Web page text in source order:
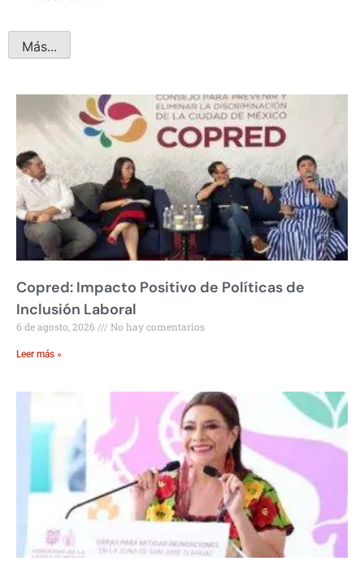
Más...
Copred: Impacto Positivo de Políticas de
Inclusión Laboral
6 de agosto, 2026 No hay comentarios
Leer más »